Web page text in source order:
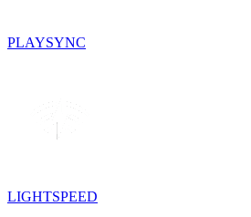
PLAYSYNC
LIGHTSPEED